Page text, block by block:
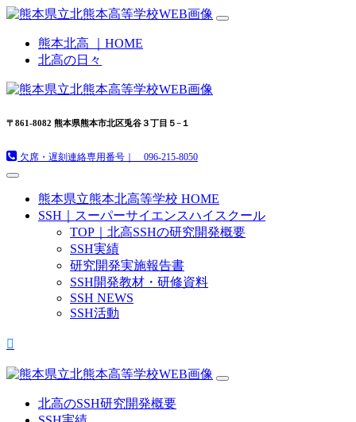
熊本北高 ｜HOME
北高の日々
〒861-8082 熊本県熊本市北区兎谷３丁目５−１
欠席・遅刻連絡専用番号｜ 096-215-8050
熊本県立熊本北高等学校 HOME
SSH｜スーパーサイエンスハイスクール
TOP｜北高SSHの研究開発概要
SSH実績
研究開発実施報告書
SSH開発教材・研修資料
SSH NEWS
SSH活動
北高のSSH研究開発概要